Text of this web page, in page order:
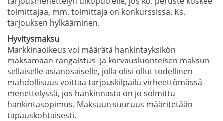
toimittajaa, mm. toimittaja on konkurssissa. Ks.
tarjouksen hylkääminen.
Hyvitysmaksu
Markkinaoikeus voi määrätä hankintayksikön
maksamaan rangaistus- ja korvausluonteisen maksun
sellaiselle asianosaiselle, jolla olisi ollut todellinen
mahdollisuus voittaa tarjouskilpailu virheettömässä
menettelyssä, jos hankinnasta on jo solmittu
hankintasopimus. Maksuun suuruus määritetään
tapauskohtaisesti.